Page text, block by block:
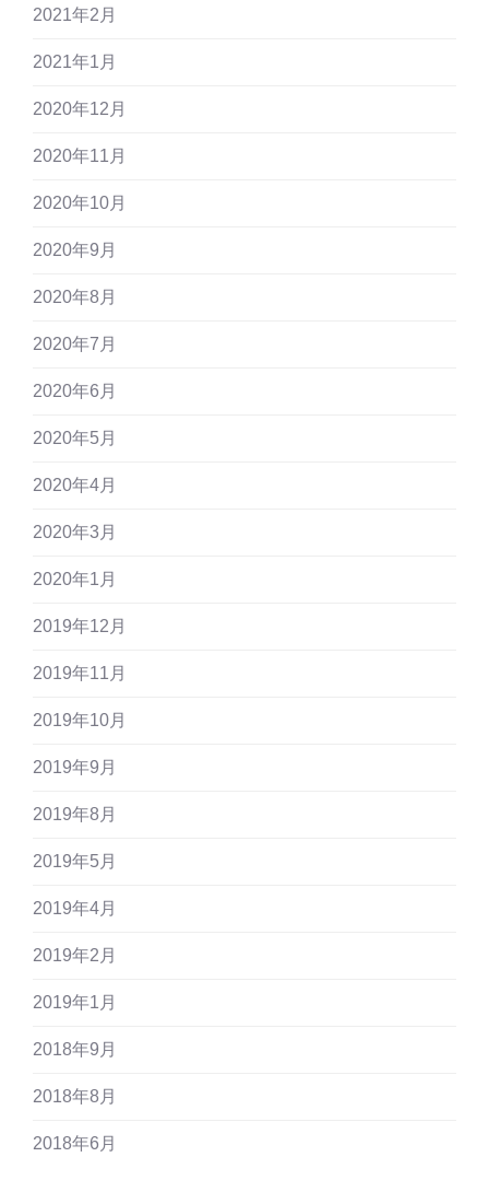
2021年2月
2021年1月
2020年12月
2020年11月
2020年10月
2020年9月
2020年8月
2020年7月
2020年6月
2020年5月
2020年4月
2020年3月
2020年1月
2019年12月
2019年11月
2019年10月
2019年9月
2019年8月
2019年5月
2019年4月
2019年2月
2019年1月
2018年9月
2018年8月
2018年6月